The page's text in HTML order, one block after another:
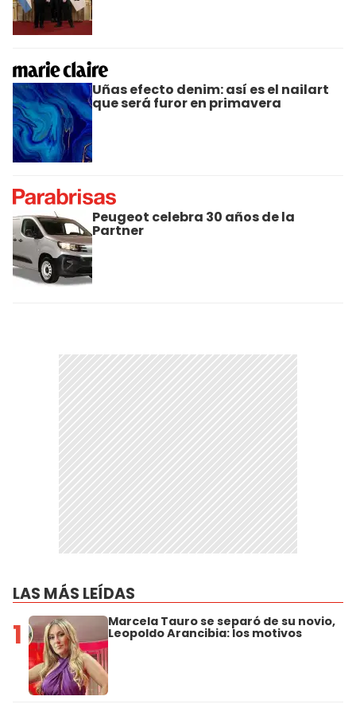
Uñas efecto denim: así es el nailart
que será furor en primavera
Peugeot celebra 30 años de la
Partner
LAS MÁS LEÍDAS
1 Marcela Tauro se separó de su novio,
Leopoldo Arancibia: los motivos